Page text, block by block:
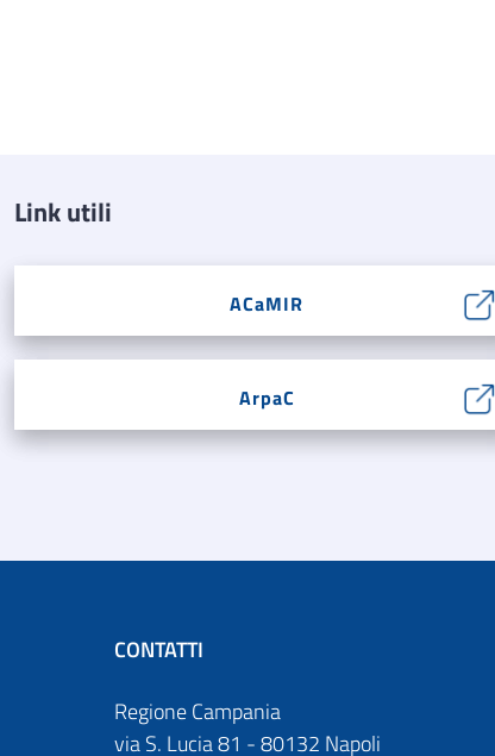
Link utili
ACaMIR
ArpaC
CONTATTI
Regione Campania
via S. Lucia 81 - 80132 Napoli